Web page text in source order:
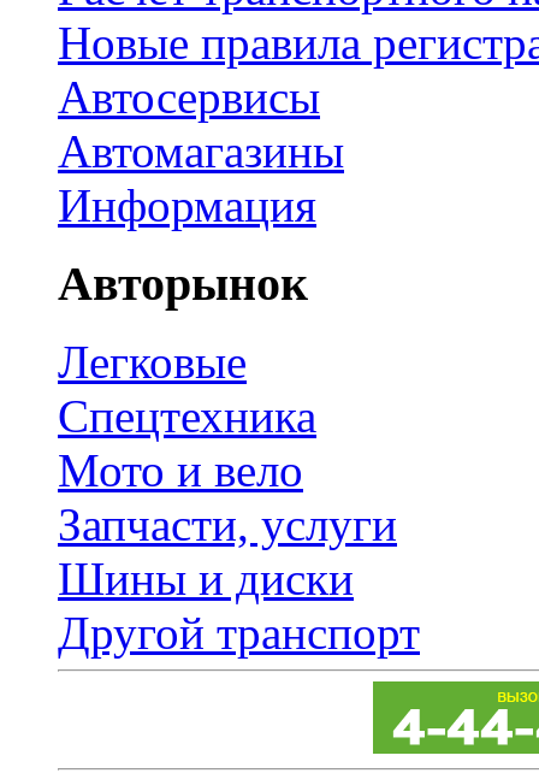
Новые правила
Автосервисы
Автомагазины
Информация
Авторынок
Легковые
Спецтехника
Мото и вело
Запчасти, услуги
Шины и диски
Другой транспорт